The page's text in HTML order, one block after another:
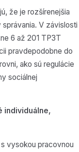
že je rozšírenejšia
V závislosti
6 až 201 TP3T
pravdepodobne do
ako sú regulácie
sociálnej
individuálne,
vysokou pracovnou